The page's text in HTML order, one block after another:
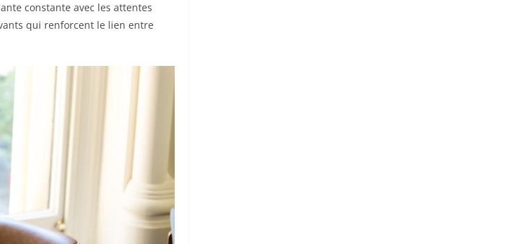
constante avec les attentes
qui renforcent le lien entre